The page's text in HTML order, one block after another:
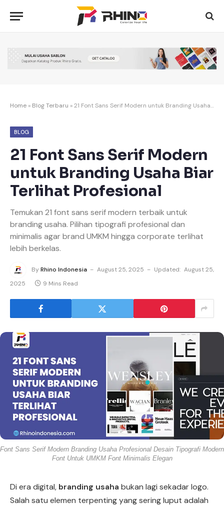
Home » Blog Terbaru »21 Font Sans Serif Modern untuk Branding Usaha Biar Terlihat Profesional
BLOG
21 Font Sans Serif Modern
untuk Branding Usaha Biar
Terlihat Profesional
Temukan 21 font sans serif modern terbaik untuk
branding usaha. Pilihan tipografi profesional dan
minimalis agar brand UMKM hingga corporate terlihat
lebih berkelas.
ByRhino Indonesia August 25, 2025 Updated: August 25,
2025
9 Mins Read
Font Sans Serif Modern Branding Usaha Profesional Desain Tipografi Modern
Font Untuk UMKM Font Minimalis Elegan
Di era digital, branding usaha bukan lagi sekadar logo.
Salah satu elemen terpenting yang sering luput adalah